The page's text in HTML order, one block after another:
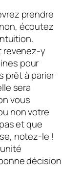
prendre
écoutez
revenez-y
pour
prêt à parier
sera
vous
non votre
et que
notez-le !
décision